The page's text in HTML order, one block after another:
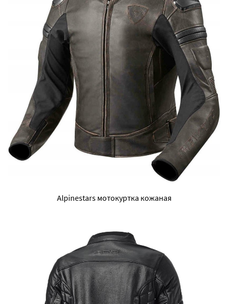
Alpinestars мотокуртка кожаная